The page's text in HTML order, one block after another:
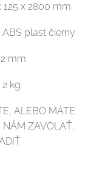
x 2800 mm
plast čierny
mm
kg
ALEBO MÁTE
NÁM ZAVOLAŤ,